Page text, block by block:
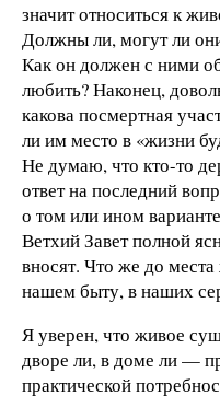
значит относиться к
Должны ли, могут ли
Как он должен с ними
любить? Наконец,
какова посмертная
ли им место в «жизни
Не думаю, что кто-то
ответ на последний
о том или ином
Ветхий Завет полной
вносят. Что же до
нашем быту, в наших
Я уверен, что живое
дворе ли, в доме ли —
практической